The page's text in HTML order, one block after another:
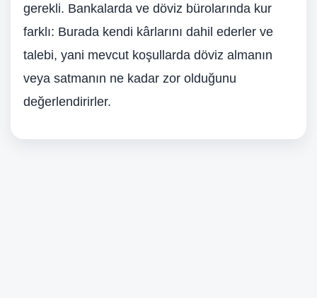
gerekli. Bankalarda ve döviz bürolarında kur
farklı: Burada kendi kârlarını dahil ederler ve
talebi, yani mevcut koşullarda döviz almanın
veya satmanın ne kadar zor olduğunu
değerlendirirler.